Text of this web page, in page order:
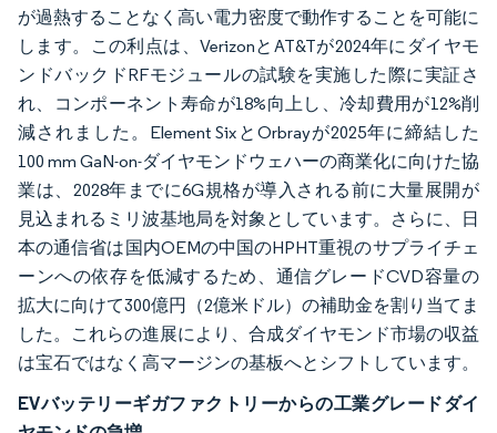
が過熱することなく高い電力密度で動作することを可能に
します。この利点は、VerizonとAT&Tが2024年にダイヤモ
ンドバックドRFモジュールの試験を実施した際に実証さ
れ、コンポーネント寿命が18%向上し、冷却費用が12%削
減されました。Element SixとOrbrayが2025年に締結した
100 mm GaN-on-ダイヤモンドウェハーの商業化に向けた協
業は、2028年までに6G規格が導入される前に大量展開が
見込まれるミリ波基地局を対象としています。さらに、日
本の通信省は国内OEMの中国のHPHT重視のサプライチェ
ーンへの依存を低減するため、通信グレードCVD容量の
拡大に向けて300億円（2億米ドル）の補助金を割り当てま
した。これらの進展により、合成ダイヤモンド市場の収益
は宝石ではなく高マージンの基板へとシフトしています。
EVバッテリーギガファクトリーからの工業グレードダイ